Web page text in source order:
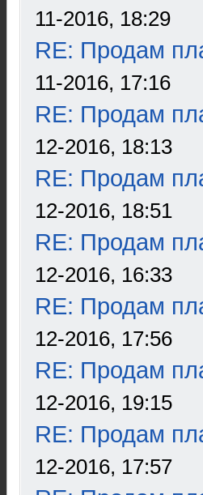
11-2016, 18:29
RE: Продам
11-2016, 17:16
RE: Продам
12-2016, 18:13
RE: Продам
12-2016, 18:51
RE: Продам
12-2016, 16:33
RE: Продам
12-2016, 17:56
RE: Продам
12-2016, 19:15
RE: Продам
12-2016, 17:57